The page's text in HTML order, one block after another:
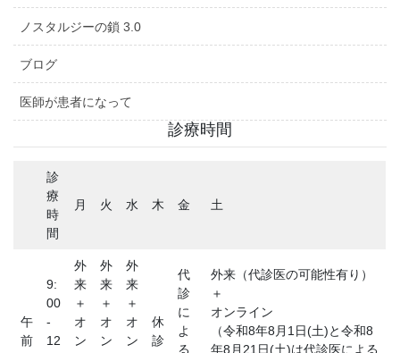
ノスタルジーの鎖 3.0
ブログ
医師が患者になって
診療時間
診
療
時
間
月 火 水 木 金 土
午
前
9:
00
-
12
外
来
＋
オ
ン
外
来
＋
オ
ン
外
来
＋
オ
ン
休
診
代
診
に
よ
る
外来（代診医の可能性有り）
＋
オンライン
（令和8年8月1日(土)と令和8
年8月21日(土)は代診医による